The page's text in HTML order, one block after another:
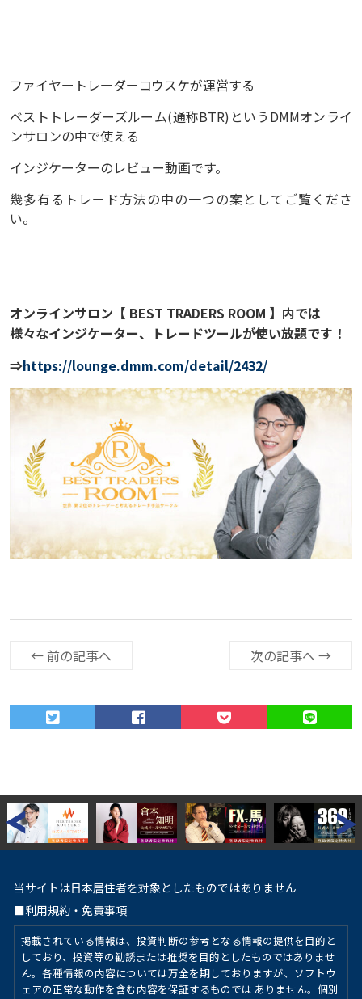
ファイヤートレーダーコウスケが運営する
ベストトレーダーズルーム(通称BTR)というDMMオンライ
ンサロンの中で使える
インジケーターのレビュー動画です。
幾多有るトレード方法の中の一つの案としてご覧くださ
い。
オンラインサロン【 BEST TRADERS ROOM 】内では
様々なインジケーター、トレードツールが使い放題です！
⇒https://lounge.dmm.com/detail/2432/
←前の記事へ 次の記事へ →
当サイトは日本居住者を対象としたものではありません
■利用規約・免責事項
掲載されている情報は、投資判断の参考となる情報の提供を目的と
しており、投資等の勧誘または推奨を目的としたものではありませ
ん。各種情報の内容については万全を期しておりますが、ソフトウ
ェアの正常な動作を含む内容を保証するものでは ありません。個別